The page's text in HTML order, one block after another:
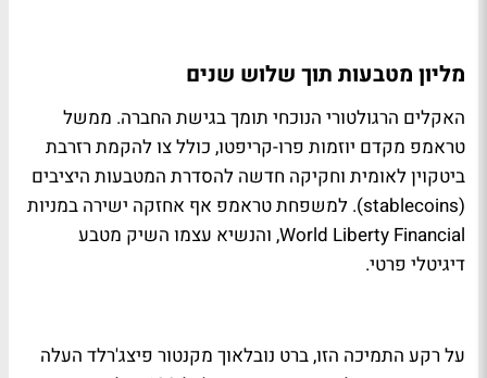
מליון מטבעות תוך שלוש שנים
האקלים הרגולטורי הנוכחי תומך בגישת החברה. ממשל
טראמפ מקדם יוזמות פרו-קריפטו, כולל צו להקמת רזרבת
ביטקוין לאומית וחקיקה חדשה להסדרת המטבעות היציבים
(stablecoins). למשפחת טראמפ אף אחזקה ישירה במניות
World Liberty Financial, והנשיא עצמו השיק מטבע
דיגיטלי פרטי.
על רקע התמיכה הזו, ברט נובלאוך מקנטור פיצג'רלד העלה